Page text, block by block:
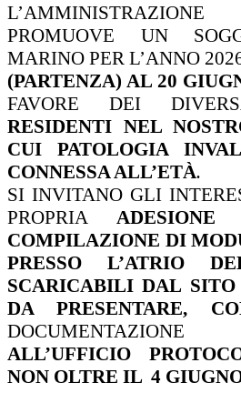
PROMUOVE UN
MARINO PER L’ANNO
(PARTENZA) AL 20
FAVORE DEI
RESIDENTI NEL
CUI PATOLOGIA
CONNESSA ALL’ETÀ.
SI INVITANO GLI
PROPRIA ADESIONE
COMPILAZIONE DI
PRESSO L’ATRIO
SCARICABILI DAL
DA PRESENTARE,
ALL’UFFICIO
NON OLTRE IL 4